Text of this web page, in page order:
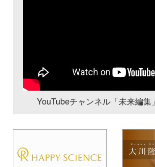
YouTubeチャンネル「未来編集